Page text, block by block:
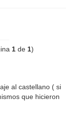
1de 1)
al castellano ( si
que hicieron